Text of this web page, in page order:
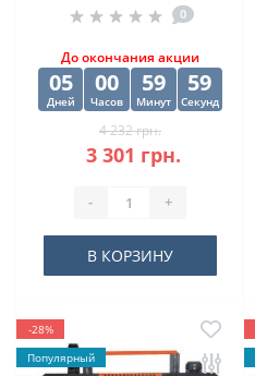
10х84х133 мм
0
До окончания акции
05
Дней
00
Часов
59
Минут
59
Секунд
4 232 грн.
3 301 грн.
- +
В КОРЗИНУ
-28%
Популярный